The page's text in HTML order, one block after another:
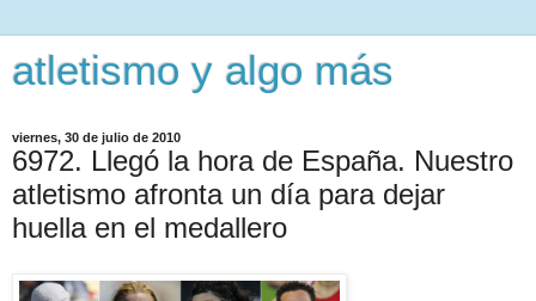
atletismo y algo más
viernes, 30 de julio de 2010
6972. Llegó la hora de España. Nuestro
atletismo afronta un día para dejar
huella en el medallero